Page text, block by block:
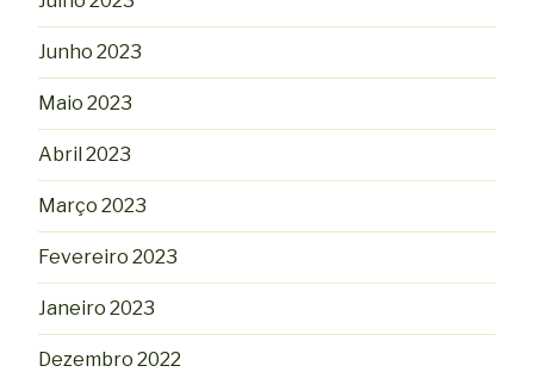
Junho 2023
Maio 2023
Abril 2023
Março 2023
Fevereiro 2023
Janeiro 2023
Dezembro 2022